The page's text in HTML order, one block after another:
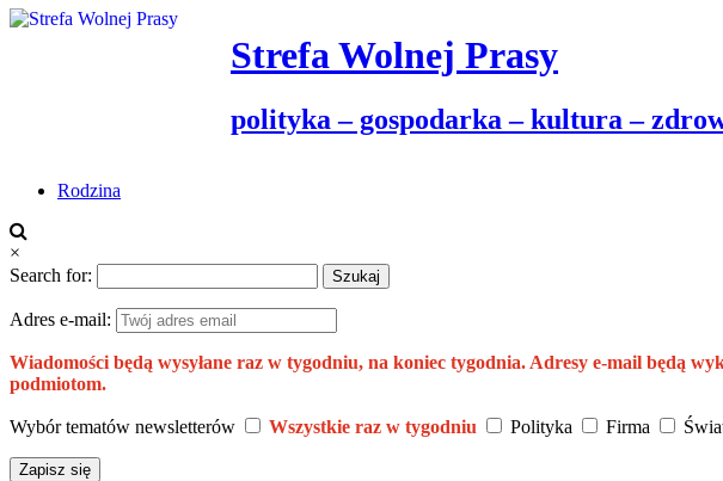
Strefa Wolnej Prasy
polityka – gospodarka – kultura –
Rodzina
×
Search for:
Adres e-mail:
Wiadomości będą wysyłane raz w tygodniu, na koniec tygodnia. Adresy e-mail będą
podmiotom.
Wybór tematów newsletterów Wszystkie raz w tygodniu Polityka Firma